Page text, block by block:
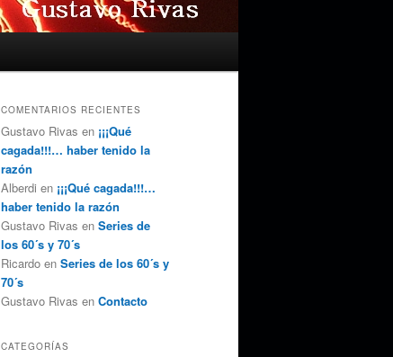
COMENTARIOS RECIENTES
Gustavo Rivas en ¡¡¡Qué
cagada!!!… haber tenido la
razón
Alberdi en ¡¡¡Qué cagada!!!…
haber tenido la razón
Gustavo Rivas en Series de
los 60´s y 70´s
Ricardo en Series de los 60´s y
70´s
Gustavo Rivas en Contacto
CATEGORÍAS